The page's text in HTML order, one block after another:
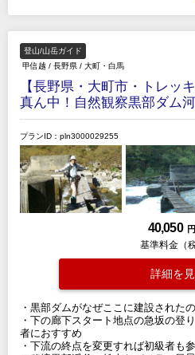
登山/山岳ガイド
甲信越 / 長野県 / 大町・白馬
【長野県・大町市・トレッ
真ん中！自然観察黒部ダム
プランID：pln3000029255
40,050
基準料金（
詳細を
・黒部ダムがなぜここに建設された
・下の廊下スタート地点の急坂の登
者におすすめ
・下流の終点を変更すれば初級者も